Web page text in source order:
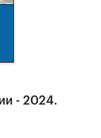
- 2024.